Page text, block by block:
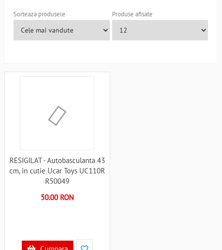
Sorteaza produsele Produse afisate
RESIGILAT - Autobasculanta 43
cm, in cutie Ucar Toys UC110R
R50049
50.00 RON